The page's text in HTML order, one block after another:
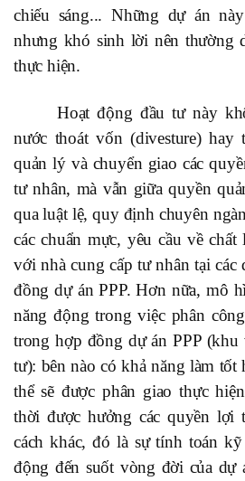
chiếu sáng... Những dự án
nhưng khó sinh lời nên thường
thực hiện.
Hoạt động đầu tư này
nước thoát vốn (divesture)
quản lý và chuyển giao các
tư nhân, mà vẫn giữa quyền
qua luật lệ, quy định chuyên
các chuẩn mực, yêu cầu về
với nhà cung cấp tư nhân tại
đồng dự án PPP. Hơn nữa, mô
năng động trong việc phân
trong hợp đồng dự án PPP
tư): bên nào có khả năng làm tốt
thể sẽ được phân giao thực
thời được hưởng các quyền lợi
cách khác, đó là sự tính toán
động đến suốt vòng đời của dự